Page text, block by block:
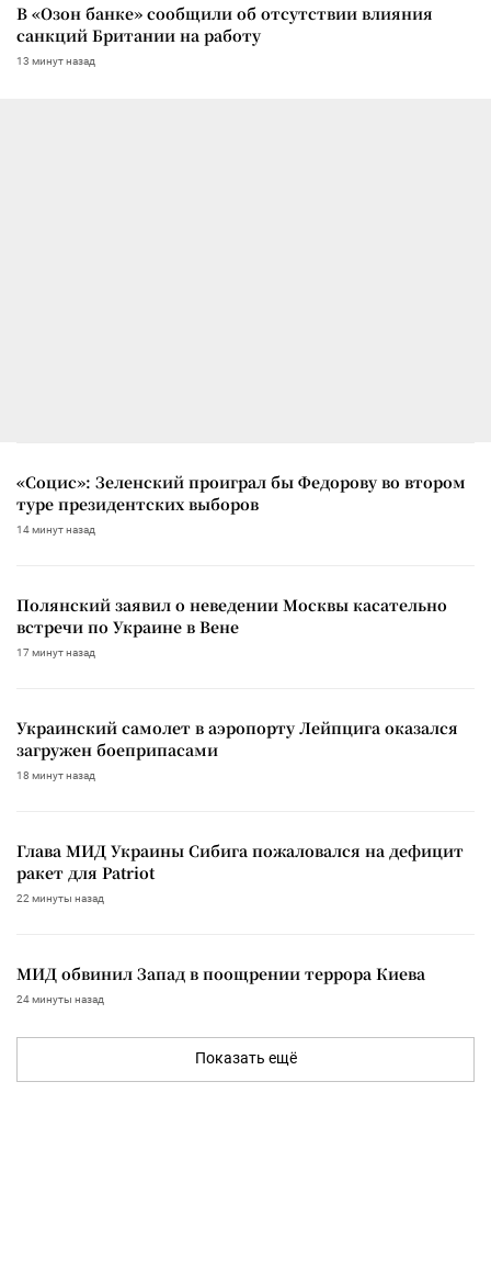
В «Озон банке» сообщили об отсутствии влияния
санкций Британии на работу
13 минут назад
«Социс»: Зеленский проиграл бы Федорову во втором
туре президентских выборов
14 минут назад
Полянский заявил о неведении Москвы касательно
встречи по Украине в Вене
17 минут назад
Украинский самолет в аэропорту Лейпцига оказался
загружен боеприпасами
18 минут назад
Глава МИД Украины Сибига пожаловался на дефицит
ракет для Patriot
22 минуты назад
МИД обвинил Запад в поощрении террора Киева
24 минуты назад
Показать ещё